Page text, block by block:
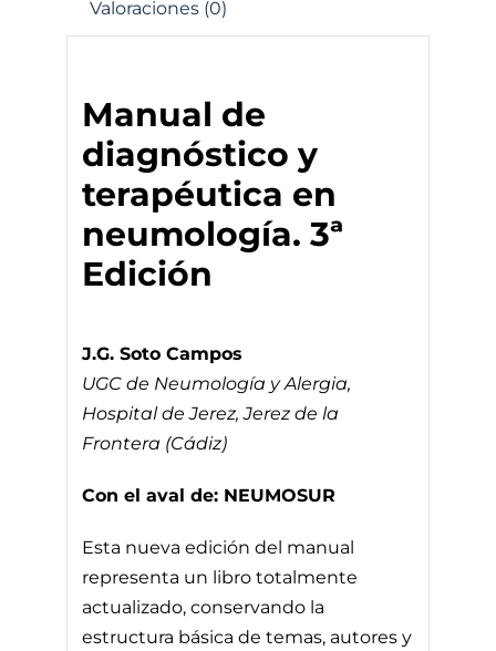
Valoraciones (0)
Manual de
diagnóstico y
terapéutica en
neumología. 3ª
Edición
J.G. Soto Campos
UGC de Neumología y Alergia,
Hospital de Jerez, Jerez de la
Frontera (Cádiz)
Con el aval de: NEUMOSUR
Esta nueva edición del manual
representa un libro totalmente
actualizado, conservando la
estructura básica de temas, autores y